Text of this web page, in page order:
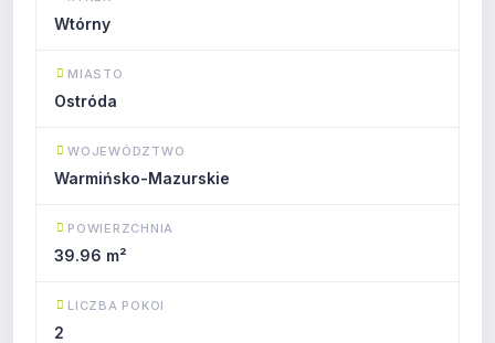
Wtórny
MIASTO
Ostróda
WOJEWÓDZTWO
Warmińsko-Mazurskie
POWIERZCHNIA
39.96 m²
LICZBA POKOI
2